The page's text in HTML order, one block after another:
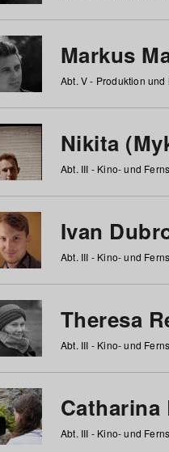
Markus
Abt. V - Produktion
Nikita
Abt. III - Kino- und
Ivan
Abt. III - Kino- und
Theresa
Abt. III - Kino- und
Catharina
Abt. III - Kino- und